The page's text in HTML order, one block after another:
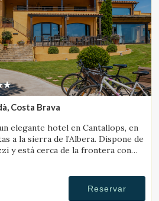
Costa Brava
elegante hotel en Cantallops, en
a la sierra de l’Albera. Dispone de
y está cerca de la frontera con
Reservar